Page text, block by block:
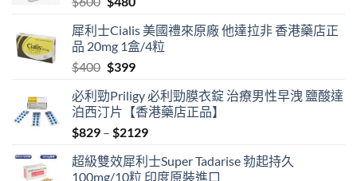
was:
$600.
is:
$480.
犀利士Cialis 美國禮來原廠 他達拉非 香港藥店正
品 20mg 1盒/4粒
$400 Original
was:
$400.
$399Current
is:
$399.
必利勁Priligy 必利勁膜衣錠 治療男性早洩 鹽酸達
泊西汀片【香港藥店正品】
$829 – $2129Price
$829
超級雙效犀利士Super Tadarise 勃起持久
100mg/10粒 印度原裝進口